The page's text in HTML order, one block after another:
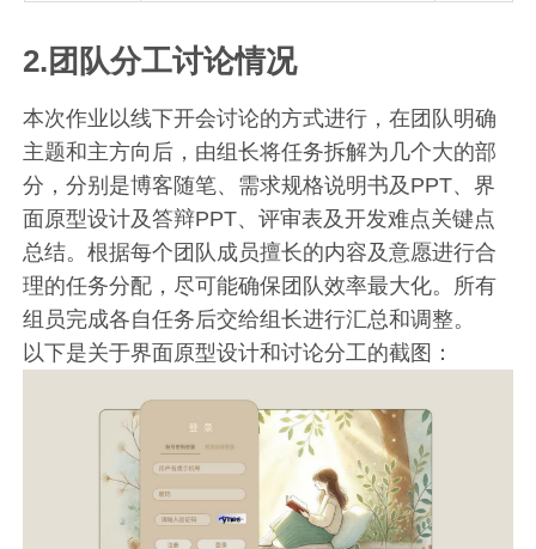
2.团队分工讨论情况
本次作业以线下开会讨论的方式进行，在团队明确
主题和主方向后，由组长将任务拆解为几个大的部
分，分别是博客随笔、需求规格说明书及PPT、界
面原型设计及答辩PPT、评审表及开发难点关键点
总结。根据每个团队成员擅长的内容及意愿进行合
理的任务分配，尽可能确保团队效率最大化。所有
组员完成各自任务后交给组长进行汇总和调整。
以下是关于界面原型设计和讨论分工的截图：